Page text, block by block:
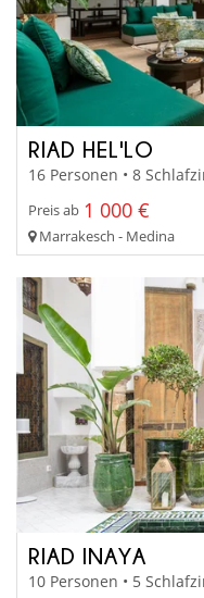
RIAD HEL'LO
16 Personen • 8
Preis ab 1 000 €
Marrakesch - Medina
RIAD INAYA
10 Personen • 5